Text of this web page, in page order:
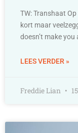
TW: Transhaat
kort maar
doesn’t make
LEES VERDER »
Freddie Lian